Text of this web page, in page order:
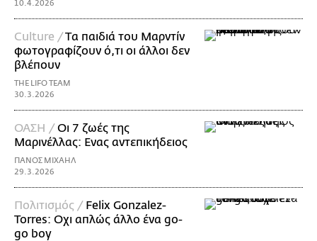
10.4.2026
Culture /Tα παιδιά του Μαρντίν
φωτογραφίζουν ό,τι οι άλλοι δεν
βλέπουν
THE LIFO TEAM
30.3.2026
ΟΑΣΗ /Οι 7 ζωές της
Μαρινέλλας: Ενας αντεπικήδειος
ΠΑΝΟΣ ΜΙΧΑΗΛ
29.3.2026
Πολιτισμός / Felix Gonzalez-
Torres: Οχι απλώς άλλο ένα go-
go boy